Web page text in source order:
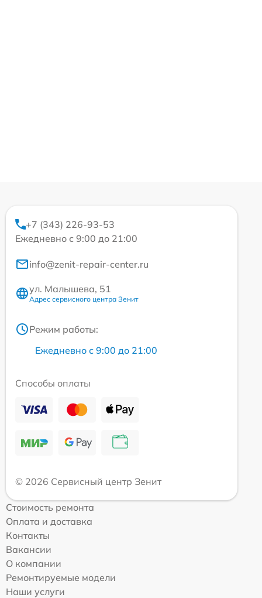
+7 (343) 226-93-53
Ежедневно с 9:00 до 21:00
info@zenit-repair-center.ru
ул. Малышева, 51
Адрес сервисного центра Зенит
Режим работы:
Ежедневно с 9:00 до 21:00
Способы оплаты
© 2026 Сервисный центр Зенит
Стоимость ремонта
Оплата и доставка
Контакты
Вакансии
О компании
Ремонтируемые модели
Наши услуги